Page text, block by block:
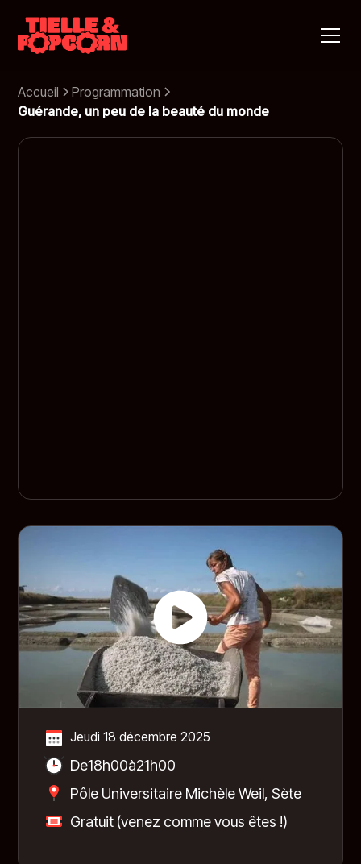
Accueil
Programmation
Guérande, un peu de la beauté du monde
Guérande, un peu de
la beauté du monde
59 min2021 VFDocumentaire
Aux marais de Guérande, une lutte collective sauve le
paysage et invente une coopérative, symbole
d’espoir et de résistance.
Jeudi 18 décembre 2025
De18h00à21h00
Pôle Universitaire Michèle Weil, Sète
Gratuit (venez comme vous êtes !)